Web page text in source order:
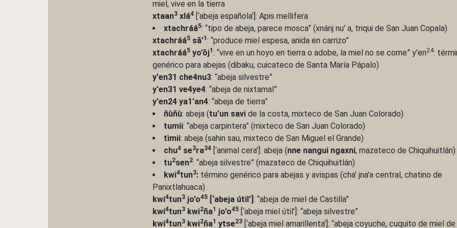
miel, vive en la tierra
xtaan3xlá4[‘abeja española']: Apis mellifera
xtachráá5: “tipo de abeja, parece mosca” (xnánj nu' a, triqui de San Juan Copala)
xtachráá5sā'1 : “produce miel espesa, anida en carrizo”
xtachráá5yo'ōj1 : “vive en un hoyo en tierra o adobe, la miel no se come” y'en24:
genérico para abejas (dibaku, cuicateco de Santa María Pápalo)
y'en31 che4nu3: “abeja silvestre”
y'en31 ve4ye4: “abeja de nixtamal”
y'en24 ya1'an4: “abeja de tierra”
ñùñù: abeja (tu'un savide la costa, mixteco de San Juan Colorado)
tumii: “abeja carpintera” (mixteco de San Juan Colorado)
tìmii: abeja (sahin sau, mixteco de San Miguel el Grande)
chu4se3ra34[‘animal cera']: abeja (nne nangui ngaxni, mazateco de Chiquihuitlán)
tu2sen2: “abeja silvestre” (mazateco de Chiquihuitlán)
kwi4tun3:término genérico para abejas y avispas (cha' jna'a central, chatino de
Panixtlahuaca)
kwi4tun3jo'o45[‘abeja útil'] : “abeja de miel de Castilla”
kwi4tun3kwi2ña1 jo'o45[‘abeja miel útil']: “abeja silvestre”
kwi4tun3kwi2ña1 ytse23[‘abeja miel amarillenta']: “abeja coyuche, cuquito de miel de